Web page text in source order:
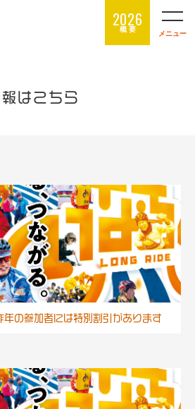
2026
概 要
メニュー
はこちら
の参加者には特別割引があります